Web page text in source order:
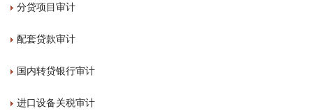
分贷项目审计
配套贷款审计
国内转贷银行审计
进口设备关税审计